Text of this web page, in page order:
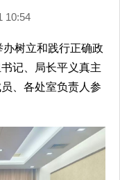
10:54
树立和践行正确政
记、局长平义真主
各处室负责人参